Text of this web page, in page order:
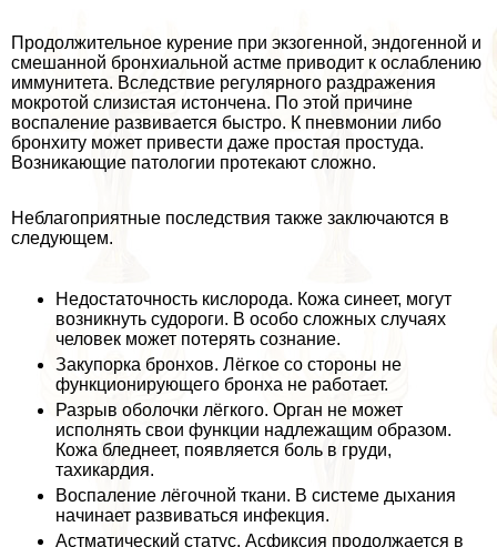
Продолжительное курение при экзогенной, эндогенной и
смешанной бронхиальной астме приводит к ослаблению
иммунитета. Вследствие регулярного раздражения
мокротой слизистая истончена. По этой причине
воспаление развивается быстро. К пневмонии либо
бронхиту может привести даже простая простуда.
Возникающие патологии протекают сложно.
Нeблагоприятные последствия также заключаются в
следующем.
Недостаточность кислорода. Кожа синеет, могут
возникнуть судороги. В особо сложных случаях
человек может потерять сознание.
Закупорка бронхов. Лёгкое со стороны не
функционирующего бронха не работает.
Разрыв оболочки лёгкого. Орган не может
исполнять свои функции надлежащим образом.
Кожа бледнеет, появляется боль в гpyди,
тахикардия.
Воспаление лёгочной ткани. В системе дыхания
начинает развиваться инфекция.
Астматический статус. Асфиксия продолжается в